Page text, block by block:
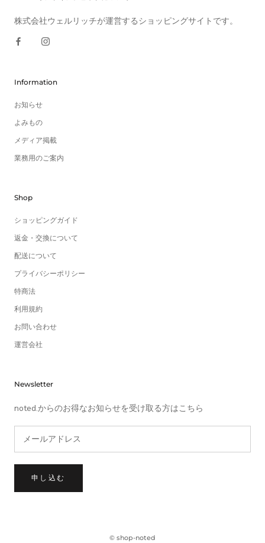
株式会社ウェルリッチが運営するショッピングサイトです。
Information
お知らせ
よみもの
メディア掲載
業務用のご案内
Shop
ショッピングガイド
返金・交換について
配送について
プライバシーポリシー
特商法
利用規約
お問い合わせ
運営会社
Newsletter
noted.からのお得なお知らせを受け取る方はこちら
申し込む
© shop-noted